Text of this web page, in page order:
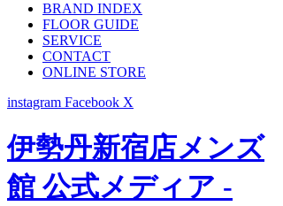
BRAND INDEX
FLOOR GUIDE
SERVICE
CONTACT
ONLINE STORE
instagram Facebook X
伊勢丹新宿店メンズ
館 公式メディア -